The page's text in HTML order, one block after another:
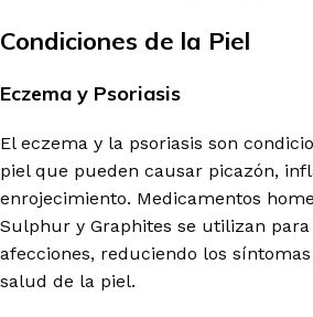
Condiciones de la Piel
Eczema y Psoriasis
El eczema y la psoriasis son
piel que pueden causar picazón,
enrojecimiento. Medicamentos
Sulphur y Graphites se utilizan
afecciones, reduciendo los
salud de la piel.